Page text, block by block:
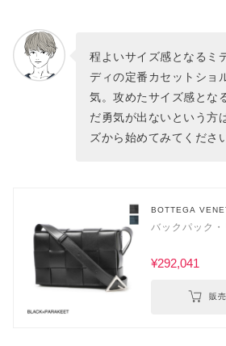
程よいサイズ感となるミ
ディの定番カセットショ
気。攻めたサイズ感とな
だ勇気が出ないという方
ズから始めてみてくださ
BOTTEGA
バックパック・
¥292,041
販